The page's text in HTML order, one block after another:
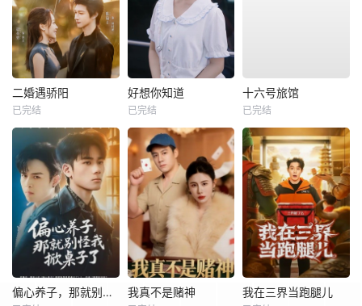
二婚遇骄阳
已完结
好想你知道
已完结
十六号旅馆
已完结
偏心养子，那就别怪我掀桌子了 我真不是赌神 我在三界当跑腿儿